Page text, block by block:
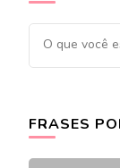
Procurando
algo?
FRASES